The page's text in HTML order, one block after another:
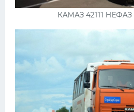
КАМАЗ 42111 НЕФАЗ